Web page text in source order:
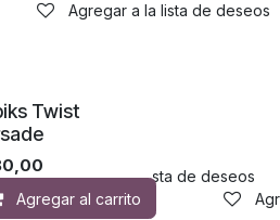
Agregar a la lista de deseos
Agregar a la lista de deseos
Twist
Agregar al carrito